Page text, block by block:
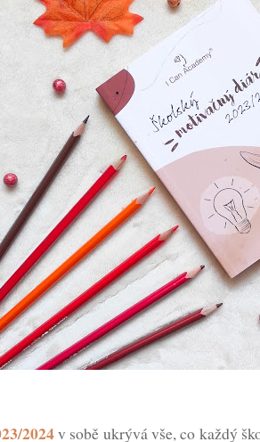
2024v sobě ukrývá vše, co každý